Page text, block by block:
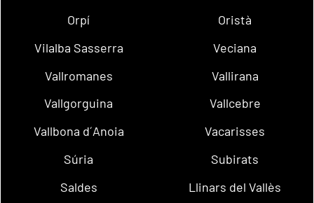
Orpí
Oristà
Vilalba Sasserra
Veciana
Vallromanes
Vallirana
Vallgorguina
Vallcebre
Vallbona d´Anoia
Vacarisses
Súria
Subirats
Saldes
Llinars del Vallès